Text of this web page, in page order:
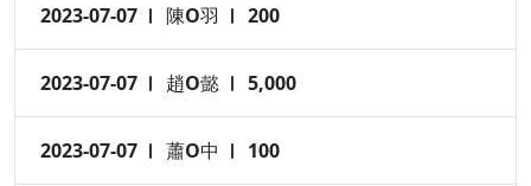
2023-07-07 陳O羽 200
2023-07-07 趙O懿 5,000
2023-07-07 蕭O中 100